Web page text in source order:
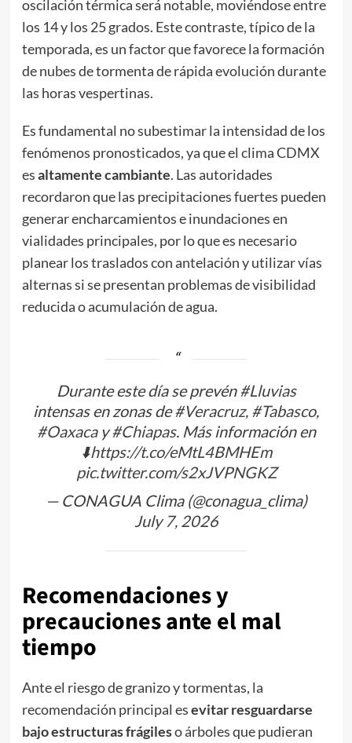
oscilación térmica será notable, moviéndose entre
los 14 y los 25 grados. Este contraste, típico de la
temporada, es un factor que favorece la formación
de nubes de tormenta de rápida evolución durante
las horas vespertinas.
Es fundamental no subestimar la intensidad de los
fenómenos pronosticados, ya que el clima CDMX
esaltamentecambiante. Las autoridades
recordaron que las precipitaciones fuertes pueden
generar encharcamientos e inundaciones en
vialidades principales, por lo que es necesario
planear los traslados con antelación y utilizar vías
alternas si se presentan problemas de visibilidad
reducida o acumulación de agua.
Durante este día se prevén#Lluvias
intensas en zonas de#Veracruz, #Tabasco,
#Oaxacay#Chiapas. Más información en
⬇️https://t.co/eMtL4BMHEm
pic.twitter.com/s2xJVPNGKZ
— CONAGUA Clima (@conagua_clima)
July 7, 2026
Recomendaciones y
precauciones ante el mal
tiempo
Ante el riesgo de granizo y tormentas, la
recomendación principal esevitar resguardarse
bajo estructuras frágileso árboles que pudieran